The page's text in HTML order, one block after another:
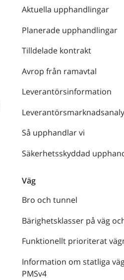
Aktuella upphandlingar
Planerade upphandlingar
Tilldelade kontrakt
Avrop från ramavtal
Leverantörsinformation
Så upphandlar vi
Säkerhetsskyddad
Väg
Bro och tunnel
Bärighetsklasser på väg
Funktionellt prioriterat
Information om statliga
PMSv4